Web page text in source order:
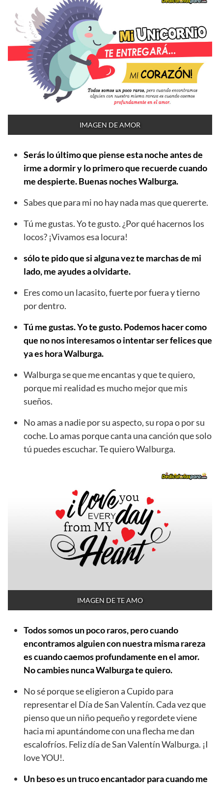
IMAGEN DE AMOR
Serás lo último que piense esta noche antes de
irme a dormir y lo primero que recuerde cuando
me despierte. Buenas noches Walburga.
Sabes que para mi no hay nada mas que quererte.
Tú me gustas. Yo te gusto. ¿Por qué hacernos los
locos? ¡Vivamos esa locura!
sólo te pido que si alguna vez te marchas de mi
lado, me ayudes a olvidarte.
Eres como un lacasito, fuerte por fuera y tierno
por dentro.
Tú me gustas. Yo te gusto. Podemos hacer como
que no nos interesamos o intentar ser felices que
ya es hora Walburga.
Walburga se que me encantas y que te quiero,
porque mi realidad es mucho mejor que mis
sueños.
No amas a nadie por su aspecto, su ropa o por su
coche. Lo amas porque canta una canción que solo
tú puedes escuchar. Te quiero Walburga.
IMAGEN DE TE AMO
Todos somos un poco raros, pero cuando
encontramos alguien con nuestra misma rareza
es cuando caemos profundamente en el amor.
No cambies nunca Walburga te quiero.
No sé porque se eligieron a Cupido para
representar el Día de San Valentín. Cada vez que
pienso que un niño pequeño y regordete viene
hacia mi apuntándome con una flecha me dan
escalofríos. Feliz día de San Valentín Walburga. ¡I
love YOU!.
Un beso es un truco encantador para cuando me